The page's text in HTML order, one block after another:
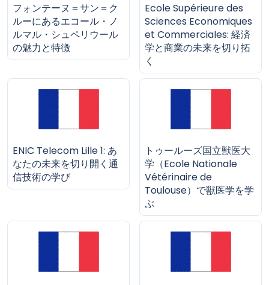
フォンテーヌ＝サン＝ク
ルーにあるエコール・ノ
ルマル・シュペリウール
の魅力と特徴
Ecole Supérieure des
Sciences Economiques
et Commerciales: 経済
学と商業の未来を切り拓
く
ENIC Telecom Lille 1: あ
なたの未来を切り開く通
信技術の学び
トゥールーズ国立獣医大
学（Ecole Nationale
Vétérinaire de
Toulouse）で獣医学を学
ぶ